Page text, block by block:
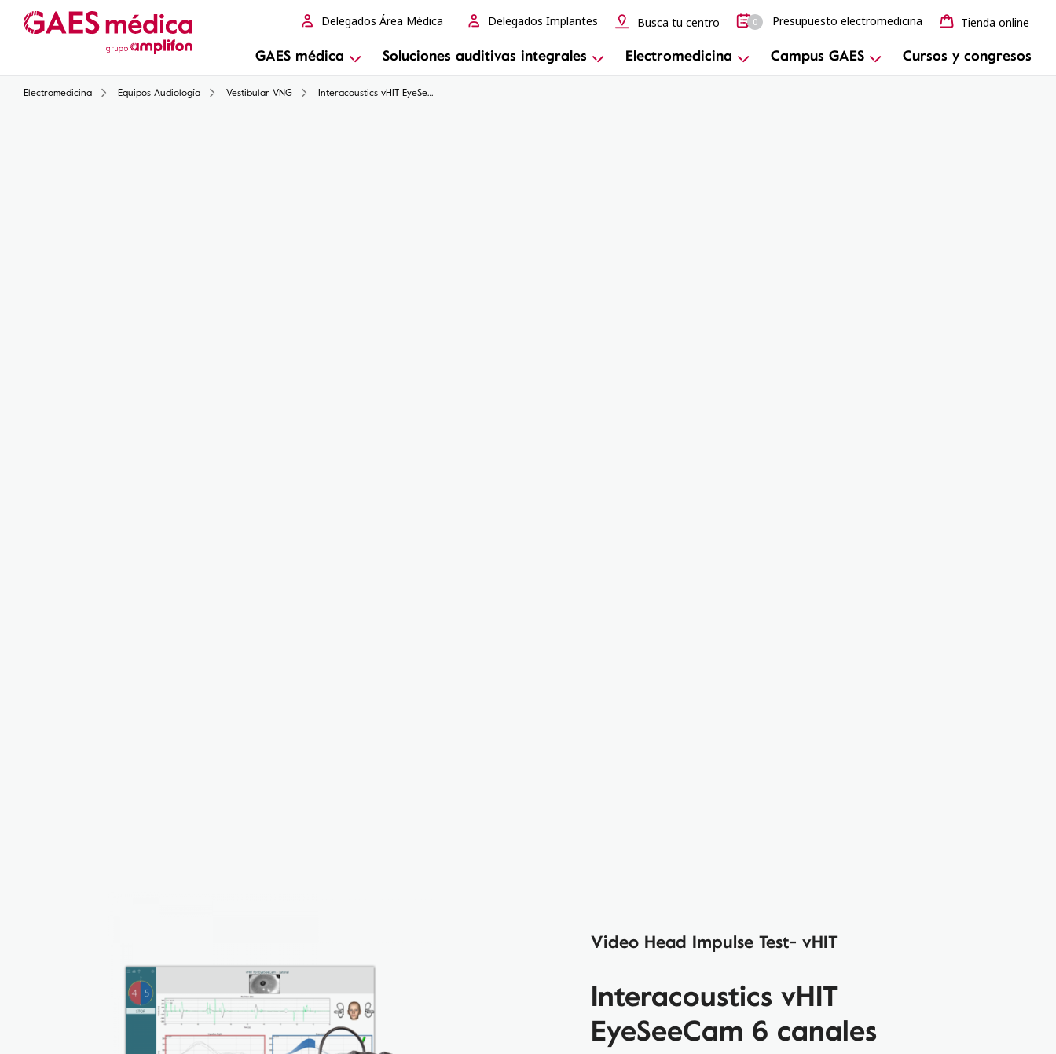
GAES médica Soluciones auditivas integrales Electromedicina Campus GAES Cursos y congresos
Delegados Área Médica Delegados Implantes Busca tu centro 0 Presupuesto electromedicina Tienda online
Electromedicina Equipos Audiología Vestibular VNG Interacoustics vHIT EyeSeeCam 6 canales
Video Head Impulse Test- vHIT
Interacoustics vHIT
EyeSeeCam 6 canales